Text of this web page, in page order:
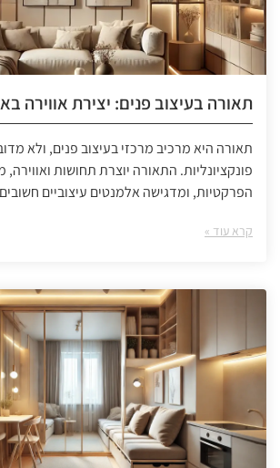
תאורה בעיצוב פנים: יצירת אווירה
תאורה היא מרכיב מרכזי בעיצוב פנים, ולא
פונקציונליות. התאורה יוצרת תחושות
הפרקטיות, ומדגישה אלמנטים עיצוביים
קרא עוד »